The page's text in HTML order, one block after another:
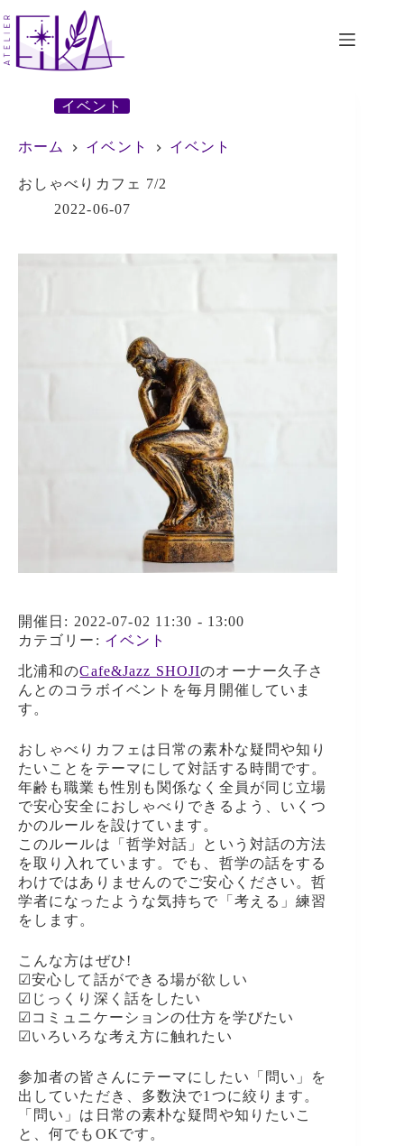
ン
テ
ン
イベント
ホーム イベント イベント
おしゃべりカフェ 7/2
2022-06-07
開催日: 2022-07-02 11:30 - 13:00
カテゴリー: イベント
北浦和のCafe&Jazz SHOJIのオーナー久子さ
んとのコラボイベントを毎月開催していま
す。
おしゃべりカフェは日常の素朴な疑問や知り
たいことをテーマにして対話する時間です。
年齢も職業も性別も関係なく全員が同じ立場
で安心安全におしゃべりできるよう、いくつ
かのルールを設けています。
このルールは「哲学対話」という対話の方法
を取り入れています。でも、哲学の話をする
わけではありませんのでご安心ください。哲
学者になったような気持ちで「考える」練習
をします。
こんな方はぜひ!
☑安心して話ができる場が欲しい
☑じっくり深く話をしたい
☑コミュニケーションの仕方を学びたい
☑いろいろな考え方に触れたい
参加者の皆さんにテーマにしたい「問い」を
出していただき、多数決で1つに絞ります。
「問い」は日常の素朴な疑問や知りたいこ
と、何でもOKです。